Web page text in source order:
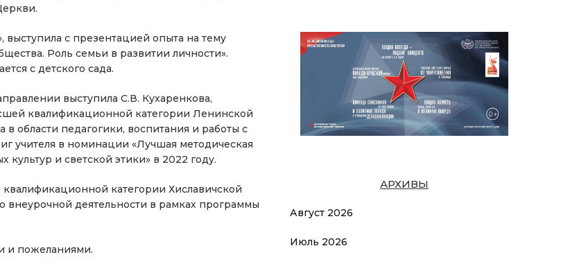
выступила с презентацией опыта на тему
Роль семьи в развитии личности».
с детского сада.
выступила С.В. Кухаренкова,
квалификационной категории Ленинской
области педагогики, воспитания и работы с
учителя в номинации «Лучшая методическая
и светской этики» в 2022 году.
категории Хиславичской
деятельности в рамках программы
и пожеланиями.
АРХИВЫ
Август 2026
Июль 2026